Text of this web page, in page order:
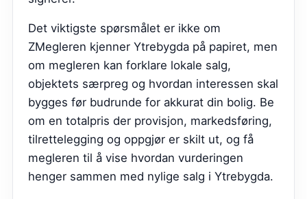
Det viktigste spørsmålet er ikke om
ZMegleren kjenner Ytrebygda på papiret, men
om megleren kan forklare lokale salg,
objektets særpreg og hvordan interessen skal
bygges før budrunde for akkurat din bolig. Be
om en totalpris der provisjon, markedsføring,
tilrettelegging og oppgjør er skilt ut, og få
megleren til å vise hvordan vurderingen
henger sammen med nylige salg i Ytrebygda.